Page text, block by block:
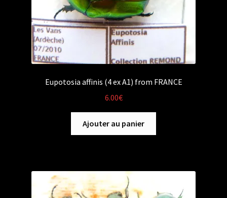
Eupotosia affinis (4 ex A1) from FRANCE
6.00€
Ajouter au panier